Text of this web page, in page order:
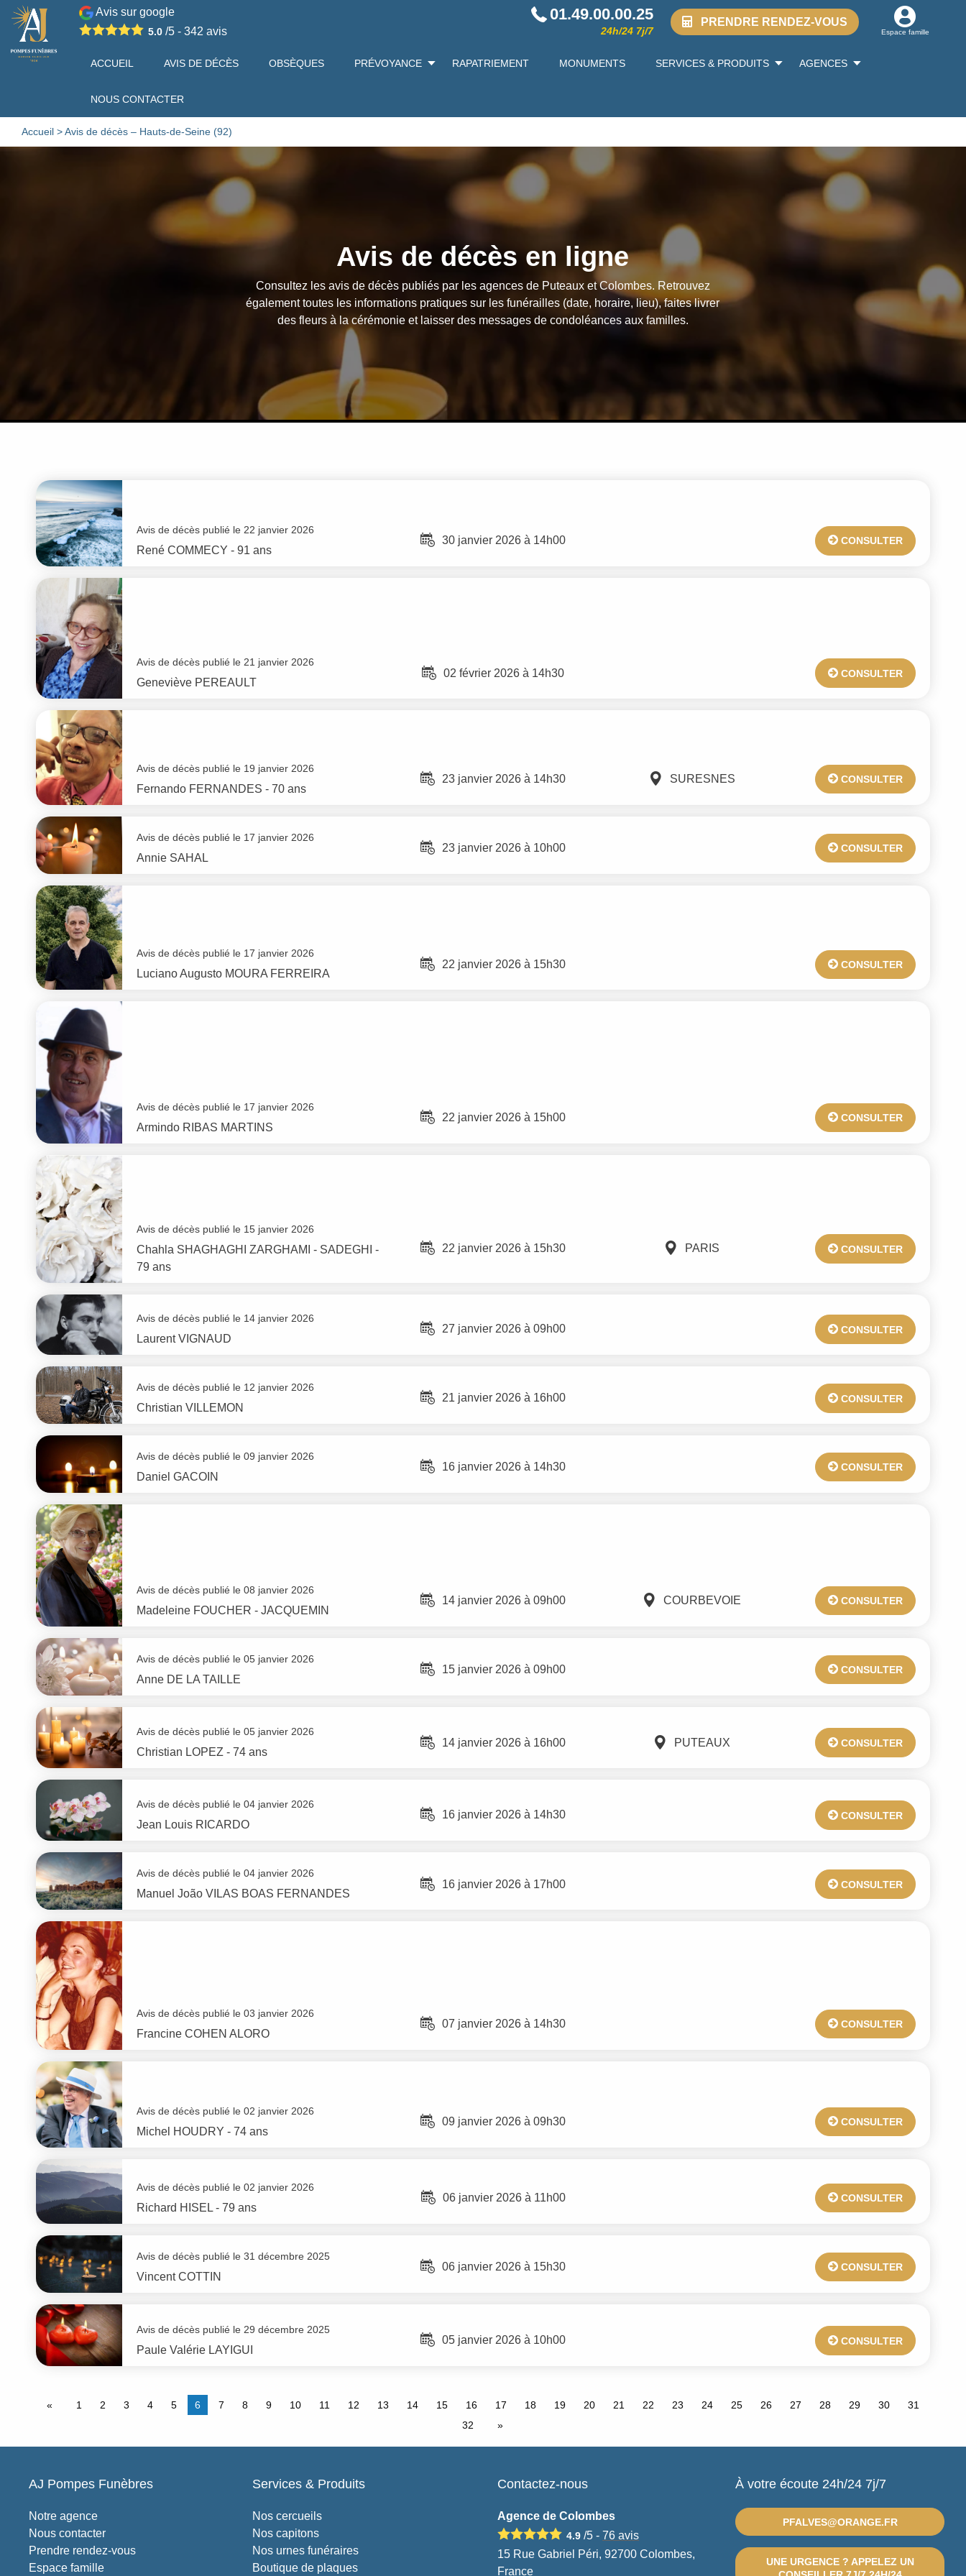
Avis sur google
5.0 /5 - 342 avis
01.49.00.00.25
24h/24 7j/7
PRENDRE RENDEZ-VOUS
Espace famille
ACCUEIL AVIS DE DÉCÈS OBSÈQUES PRÉVOYANCE RAPATRIEMENT MONUMENTS SERVICES & PRODUITS AGENCES
NOUS CONTACTER
Accueil >Avis de décès – Hauts-de-Seine (92)
Avis de décès en ligne
Consultez les avis de décès publiés par les agences de Puteaux et Colombes. Retrouvez
également toutes les informations pratiques sur les funérailles (date, horaire, lieu), faites livrer
des fleurs à la cérémonie et laisser des messages de condoléances aux familles.
Avis de décès publié le 22 janvier 2026
René COMMECY - 91 ans
30 janvier 2026 à 14h00 CONSULTER
Avis de décès publié le 21 janvier 2026
Geneviève PEREAULT
02 février 2026 à 14h30 CONSULTER
Avis de décès publié le 19 janvier 2026
Fernando FERNANDES - 70 ans
23 janvier 2026 à 14h30 SURESNES CONSULTER
Avis de décès publié le 17 janvier 2026
Annie SAHAL
23 janvier 2026 à 10h00 CONSULTER
Avis de décès publié le 17 janvier 2026
Luciano Augusto MOURA FERREIRA
22 janvier 2026 à 15h30 CONSULTER
Avis de décès publié le 17 janvier 2026
Armindo RIBAS MARTINS
22 janvier 2026 à 15h00 CONSULTER
Avis de décès publié le 15 janvier 2026
Chahla SHAGHAGHI ZARGHAMI - SADEGHI
-
79 ans
22 janvier 2026 à 15h30 PARIS CONSULTER
Avis de décès publié le 14 janvier 2026
Laurent VIGNAUD
27 janvier 2026 à 09h00 CONSULTER
Avis de décès publié le 12 janvier 2026
Christian VILLEMON
21 janvier 2026 à 16h00 CONSULTER
Avis de décès publié le 09 janvier 2026
Daniel GACOIN
16 janvier 2026 à 14h30 CONSULTER
Avis de décès publié le 08 janvier 2026
Madeleine FOUCHER - JACQUEMIN
14 janvier 2026 à 09h00 COURBEVOIE CONSULTER
Avis de décès publié le 05 janvier 2026
Anne DE LA TAILLE
15 janvier 2026 à 09h00 CONSULTER
Avis de décès publié le 05 janvier 2026
Christian LOPEZ - 74 ans
14 janvier 2026 à 16h00 PUTEAUX CONSULTER
Avis de décès publié le 04 janvier 2026
Jean Louis RICARDO
16 janvier 2026 à 14h30 CONSULTER
Avis de décès publié le 04 janvier 2026
Manuel João VILAS BOAS FERNANDES
16 janvier 2026 à 17h00 CONSULTER
Avis de décès publié le 03 janvier 2026
Francine COHEN ALORO
07 janvier 2026 à 14h30 CONSULTER
Avis de décès publié le 02 janvier 2026
Michel HOUDRY - 74 ans
09 janvier 2026 à 09h30 CONSULTER
Avis de décès publié le 02 janvier 2026
Richard HISEL - 79 ans
06 janvier 2026 à 11h00 CONSULTER
Avis de décès publié le 31 décembre 2025
Vincent COTTIN
06 janvier 2026 à 15h30 CONSULTER
Avis de décès publié le 29 décembre 2025
Paule Valérie LAYIGUI
05 janvier 2026 à 10h00 CONSULTER
1 2 3 4 5 6 7 8 9 10 11 12 13 14 15 16 17 18 19 20 21 22 23 24 25 26 27 28 29 30
31
32
AJ Pompes Funèbres
Notre agence
Nous contacter
Prendre rendez-vous
Espace famille
Services & Produits
Nos cercueils
Nos capitons
Nos urnes funéraires
Boutique de plaques
Contactez-nous
Agence de Colombes
4.9 /5 - 76 avis
15 Rue Gabriel Péri, 92700 Colombes,
France
À votre écoute 24h/24 7j/7
PFALVES@ORANGE.FR
UNE URGENCE ? APPELEZ UN